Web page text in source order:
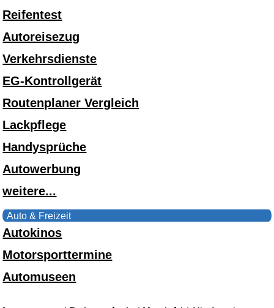
Reifentest
Autoreisezug
Verkehrsdienste
EG-Kontrollgerät
Routenplaner Vergleich
Lackpflege
Handysprüche
Autowerbung
weitere...
Auto & Freizeit
Autokinos
Motorsporttermine
Automuseen